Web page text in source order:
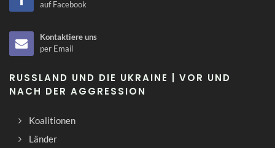
auf Facebook
Kontaktiere uns
per Email
RUSSLAND UND DIE UKRAINE | VOR UND
NACH DER AGGRESSION
Koalitionen
Länder